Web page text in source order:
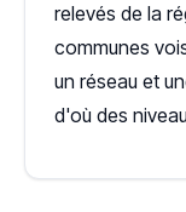
relevés de la
communes
un réseau et
d'où des